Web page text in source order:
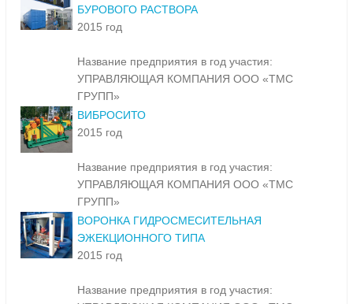
БУРОВОГО РАСТВОРА
2015 год
Название предприятия в год участия:
УПРАВЛЯЮЩАЯ КОМПАНИЯ ООО «ТМС
ГРУПП»
ВИБРОСИТО
2015 год
Название предприятия в год участия:
УПРАВЛЯЮЩАЯ КОМПАНИЯ ООО «ТМС
ГРУПП»
ВОРОНКА ГИДРОСМЕСИТЕЛЬНАЯ
ЭЖЕКЦИОННОГО ТИПА
2015 год
Название предприятия в год участия: